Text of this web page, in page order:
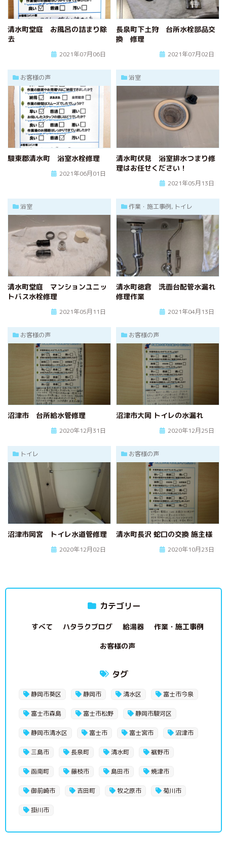
清水町堂庭 お風呂の詰まり除
去
2021年07月06日
長泉町下土狩 台所水栓部品交
換 修理
2021年07月02日
お客様の声
駿東郡清水町 浴室水栓修理
2021年06月01日
浴室
清水町伏見 浴室排水つまり修
理はお任せください！
2021年05月13日
浴室
清水町堂庭 マンションユニッ
トバス水栓修理
2021年05月11日
作業・施工事例, トイレ
清水町徳倉 洗面台配管水漏れ
修理作業
2021年04月13日
お客様の声
沼津市 台所給水管修理
2020年12月31日
お客様の声
沼津市大岡 トイレの水漏れ
2020年12月25日
トイレ
沼津市岡宮 トイレ水道管修理
2020年12月02日
お客様の声
清水町長沢 蛇口の交換 施主様
2020年10月23日
カテゴリー
すべて ハタラクブログ 給湯器
作業・施工事例
お客様の声
タグ
静岡市葵区 静岡市 清水区 富士市今泉
富士市森島 富士市松野 静岡市駿河区
静岡市清水区 富士市 富士宮市 沼津市
三島市 長泉町 清水町 裾野市
函南町 藤枝市 島田市 焼津市
御前崎市 吉田町 牧之原市 菊川市
掛川市